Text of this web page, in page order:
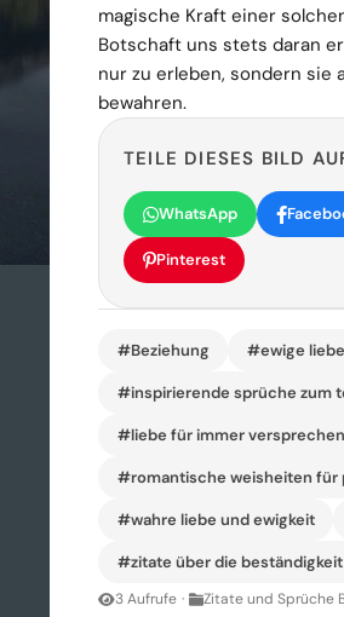
magische Kraft einer
Botschaft uns stets daran
nur zu erleben, sondern sie
bewahren.
TEILE DIESES BILD
WhatsApp
Pinterest
#Beziehung #ewige
#inspirierende sprüche zum
#liebe für immer
#romantische weisheiten für
#wahre liebe und ewigkeit
#zitate über die
3 Aufrufe · Zitate und Sprüche